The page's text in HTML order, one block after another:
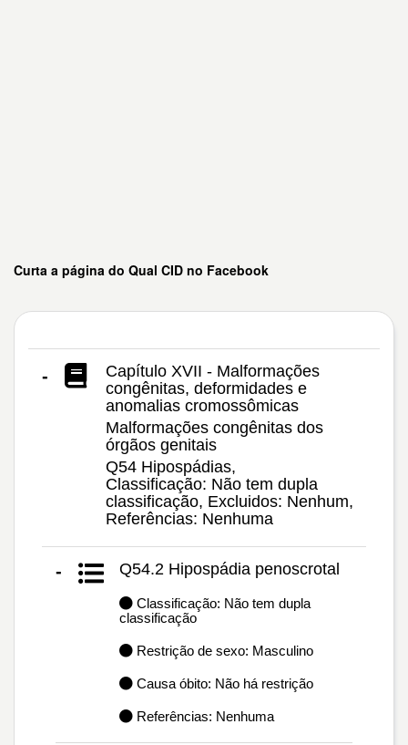
Curta a página do Qual CID no Facebook
-
Capítulo XVII - Malformações
congênitas, deformidades e
anomalias cromossômicas
Malformações congênitas dos
órgãos genitais
Q54 Hipospádias,
Classificação: Não tem dupla
classificação, Excluidos: Nenhum,
Referências: Nenhuma
- Q54.2 Hipospádia penoscrotal
Classificação: Não tem dupla
classificação
Restrição de sexo: Masculino
Causa óbito: Não há restrição
Referências: Nenhuma